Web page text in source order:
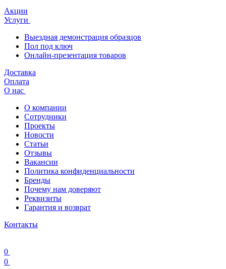
Акции
Услуги
Выездная демонстрация образцов
Пол под ключ
Онлайн-презентация товаров
Доставка
Оплата
О нас
О компании
Сотрудники
Проекты
Новости
Статьи
Отзывы
Вакансии
Политика конфиденциальности
Бренды
Почему нам доверяют
Реквизиты
Гарантия и возврат
Контакты
0
0